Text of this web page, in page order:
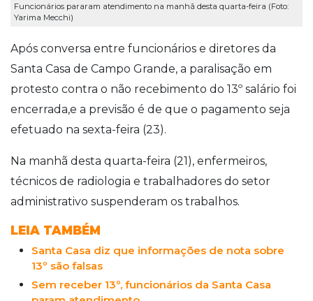
Funcionários pararam atendimento na manhã desta quarta-feira (Foto:
Yarima Mecchi)
Após conversa entre funcionários e diretores da
Santa Casa de Campo Grande, a paralisação em
protesto contra o não recebimento do 13º salário foi
encerrada,e a previsão é de que o pagamento seja
efetuado na sexta-feira (23).
Na manhã desta quarta-feira (21), enfermeiros,
técnicos de radiologia e trabalhadores do setor
administrativo suspenderam os trabalhos.
LEIA TAMBÉM
Santa Casa diz que informações de nota sobre
13º são falsas
Sem receber 13º, funcionários da Santa Casa